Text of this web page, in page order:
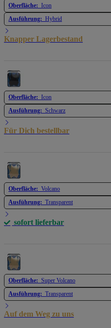
Oberfläche: Icon
Ausführung: Hybrid
Knapper Lagerbestand
Oberfläche: Icon
Ausführung: Schwarz
Für Dich bestellbar
Oberfläche: Volcano
Ausführung: Transparent
sofort lieferbar
Oberfläche: Super Volcano
Ausführung: Transparent
Auf dem Weg zu uns